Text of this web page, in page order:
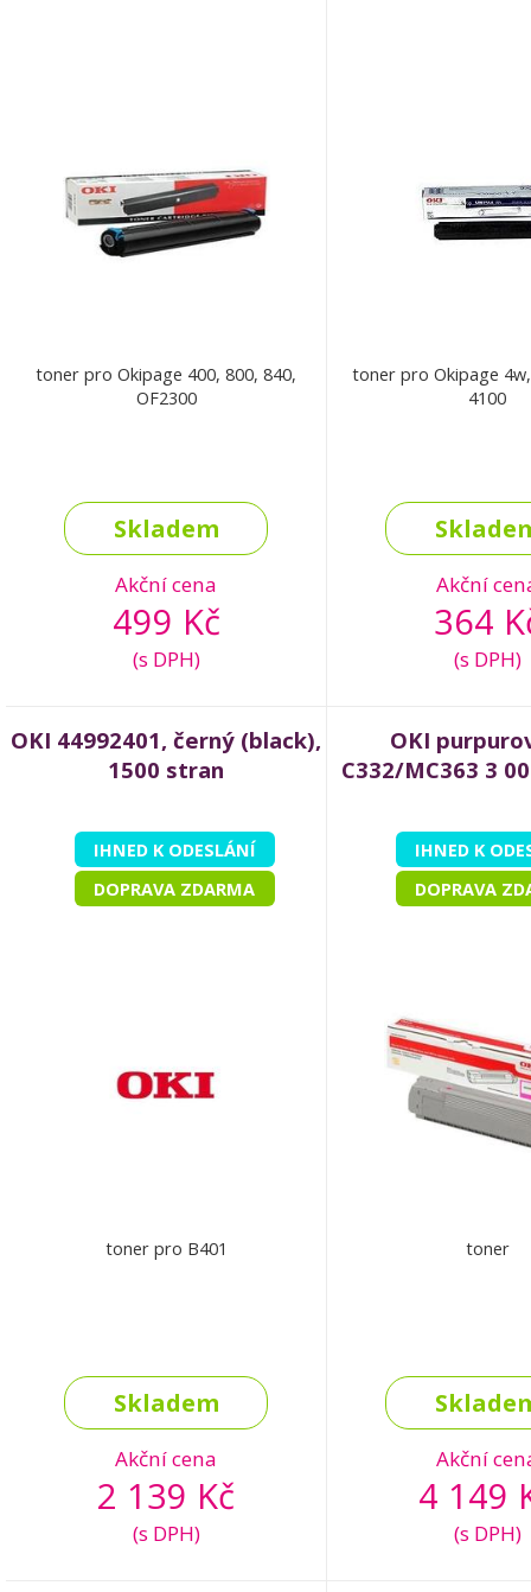
toner pro Okipage 400, 800, 840,
OF2300
Skladem
Akční cena
499 Kč
(s DPH)
toner pro Okipage
4100
Akční
364
(s DPH)
OKI 44992401, černý (black),
1500 stran
IHNED K ODESLÁNÍ
DOPRAVA ZDARMA
toner pro B401
Skladem
Akční cena
2 139 Kč
(s DPH)
OKI
C332/MC363 3
IHNED K
DOPRAVA
toner
Akční
4 149
(s DPH)